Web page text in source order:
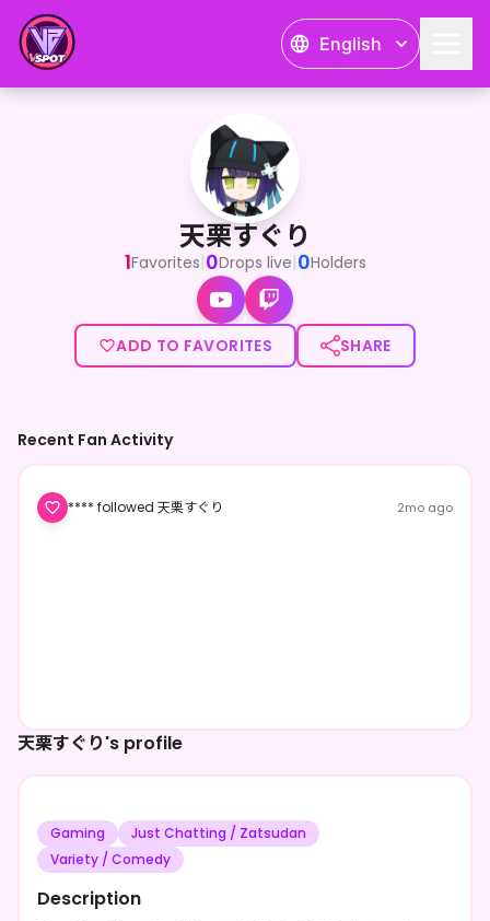
English
天栗すぐり
見つけてくれてありがと～！異世界から配信中のVTuber、
天栗すぐり
1Favorites|0Drops live|0Holders
ADD TO FAVORITES SHARE
天栗すぐり's profile
Gaming
Just Chatting / Zatsudan
Variety / Comedy
Description
Recent Fan Activity
**** followed 天栗すぐり 2mo ago